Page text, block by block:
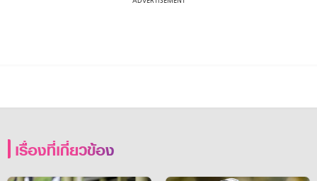
เรื่องที่เกี่ยวข้อง